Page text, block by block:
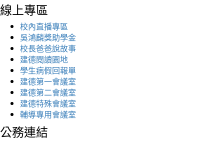
線上專區
校內直播專區
吳鴻麟獎助學金
校長爸爸說故事
建德閱讀園地
學生病假回報單
建德第一會議室
建德第二會議室
建德特殊會議室
輔導專用會議室
公務連結